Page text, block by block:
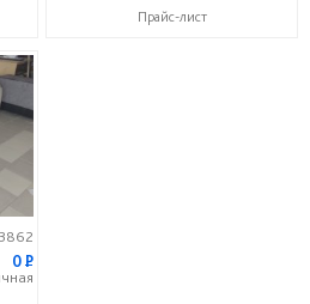
Прайс-лист
0P